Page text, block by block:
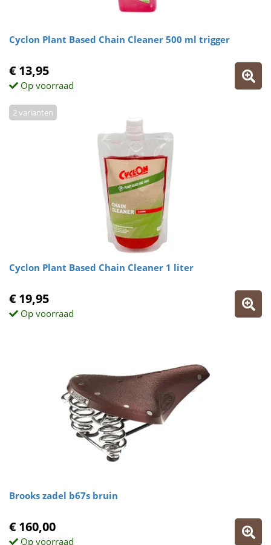
Cyclon Plant Based Chain Cleaner 500 ml trigger
€ 13,95
Op voorraad
Cyclon Plant Based Chain Cleaner 1 liter
2 varianten
€ 19,95
Op voorraad
Brooks zadel b67s bruin
€ 160,00
Op voorraad